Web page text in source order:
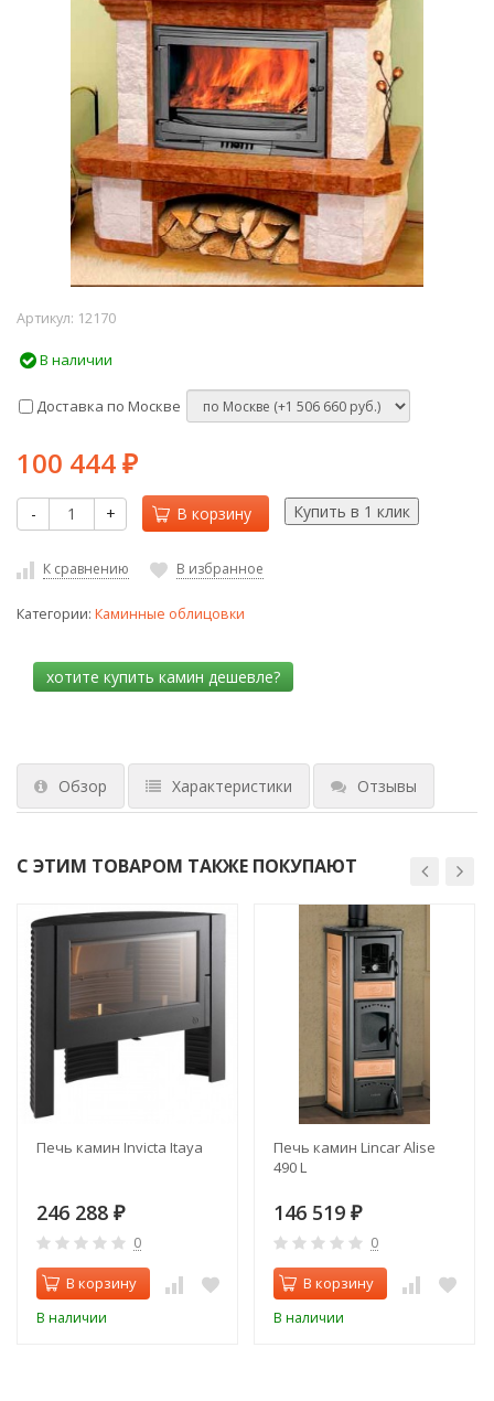
Артикул: 12170
В наличии
Доставка по Москве
100 444 ₽
- + В корзину
К сравнению В избранное
Категории: Каминные облицовки
Обзор Характеристики Отзывы
С ЭТИМ ТОВАРОМ ТАКЖЕ ПОКУПАЮТ
Печь камин Invicta Itaya
246 288 ₽
0
В корзину
В наличии
Печь камин Lincar Alise
490 L
146 519 ₽
0
В корзину
В наличии